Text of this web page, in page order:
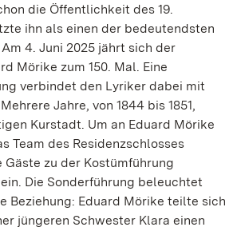
die Öffentlichkeit des 19.
ihn als einen der bedeutendsten
4. Juni 2025 jährt sich der
Mörike zum 150. Mal. Eine
verbindet den Lyriker dabei mit
Jahre, von 1844 bis 1851,
Kurstadt. Um an Eduard Mörike
Team des Residenzschlosses
Gäste zu der Kostümführung
Die Sonderführung beleuchtet
Beziehung: Eduard Mörike teilte sich
jüngeren Schwester Klara einen